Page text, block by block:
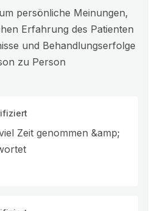
persönliche Meinungen,
Erfahrung des Patienten
und Behandlungserfolge
zu Person
Zeit genommen &amp;